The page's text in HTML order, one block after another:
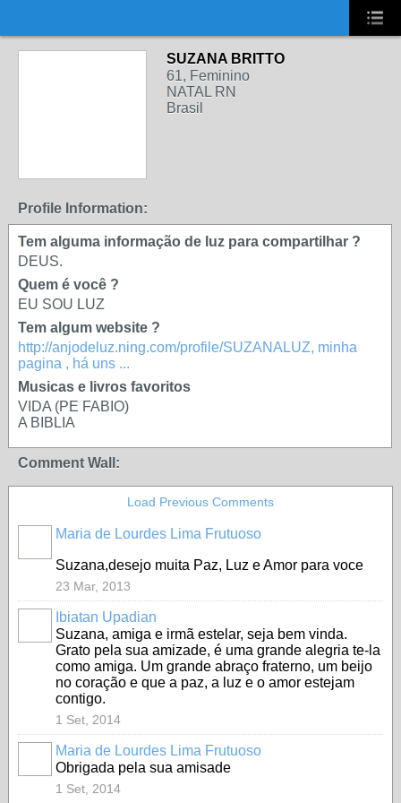
SUZANA BRITTO
61, Feminino
NATAL RN
Brasil
Profile Information:
Tem alguma informação de luz para compartilhar ?
DEUS.
Quem é você ?
EU SOU LUZ
Tem algum website ?
http://anjodeluz.ning.com/profile/SUZANALUZ, minha
pagina , há uns ...
Musicas e livros favoritos
VIDA (PE FABIO)
A BIBLIA
Comment Wall:
Load Previous Comments
Maria de Lourdes Lima Frutuoso
Suzana,desejo muita Paz, Luz e Amor para voce
23 Mar, 2013
Ibiatan Upadian
Suzana, amiga e irmã estelar, seja bem vinda.
Grato pela sua amizade, é uma grande alegria te-la
como amiga. Um grande abraço fraterno, um beijo
no coração e que a paz, a luz e o amor estejam
contigo.
1 Set, 2014
Maria de Lourdes Lima Frutuoso
Obrigada pela sua amisade
1 Set, 2014